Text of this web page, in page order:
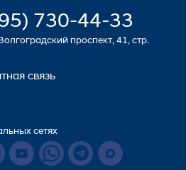
730-44-33
проспект, 41, стр.
связь
сетях